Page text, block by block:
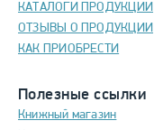
КАТАЛОГИ ПРОДУКЦИИ
ОТЗЫВЫ О ПРОДУКЦИИ
КАК ПРИОБРЕСТИ
Полезные ссылки
Книжный магазин